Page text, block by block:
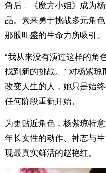
角后，《魔方小姐》成为
品。素来勇于挑战多元角
那股旺盛的生命力所吸引。
“我从来没有演过这样的角
找到新的挑战。” 对杨紫
改变人生的人，她只是始
任何阶段重新开始。
为更贴近角色，杨紫琼特
年长女性的动作、神态与
现最真实鲜活的赵艳红。